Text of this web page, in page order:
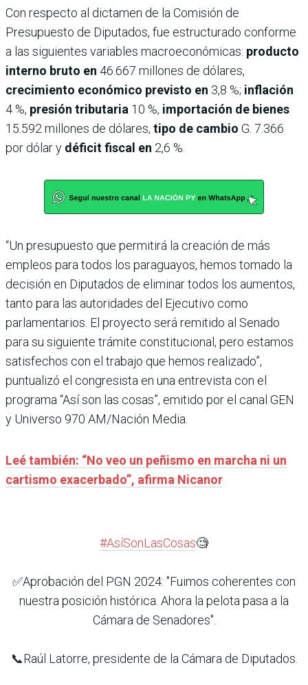
Con respecto al dictamen de la Comisión de
Presupuesto de Diputados, fue estructurado conforme
a las siguientes variables macroeconómicas: producto
interno bruto en 46.667 millones de dólares,
crecimiento económico previsto en 3,8 %; inflación
4 %, presión tributaria 10 %, importación de bienes
15.592 millones de dólares, tipo de cambio G. 7.366
por dólar y déficit fiscal en 2,6 %.
“Un presupuesto que permitirá la creación de más
empleos para todos los paraguayos, hemos tomado la
decisión en Diputados de eliminar todos los aumentos,
tanto para las autoridades del Ejecutivo como
parlamentarios. El proyecto será remitido al Senado
para su siguiente trámite constitucional, pero estamos
satisfechos con el trabajo que hemos realizado”,
puntualizó el congresista en una entrevista con el
programa “Así son las cosas”, emitido por el canal GEN
y Universo 970 AM/Nación Media.
Leé también: “No veo un peñismo en marcha ni un
cartismo exacerbado”, afirma Nicanor
#AsíSonLasCosas🧐
✅Aprobación del PGN 2024: "Fuimos coherentes con
nuestra posición histórica. Ahora la pelota pasa a la
Cámara de Senadores".
📞Raúl Latorre, presidente de la Cámara de Diputados.